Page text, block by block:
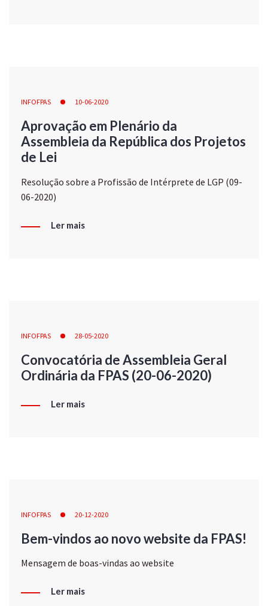
INFOFPAS 10-06-2020
Aprovação em Plenário da
Assembleia da República dos Projetos
de Lei
Resolução sobre a Profissão de Intérprete de LGP (09-
06-2020)
Ler mais
INFOFPAS 28-05-2020
Convocatória de Assembleia Geral
Ordinária da FPAS (20-06-2020)
Ler mais
INFOFPAS 20-12-2020
Bem-vindos ao novo website da FPAS!
Mensagem de boas-vindas ao website
Ler mais